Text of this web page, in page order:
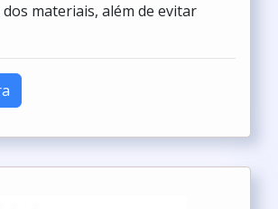
materiais, além de evitar